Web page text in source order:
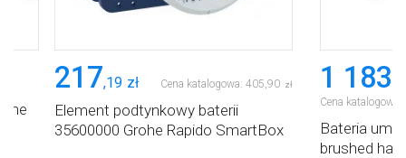
217,19 zł Cena katalogowa: 405 90 zł
Element podtynkowy baterii
35600000 Grohe Rapido SmartBox
1 183
Cena katalogowa:
Bateria
brushed